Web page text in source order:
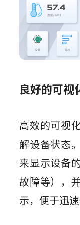
良好的可视
高效的可视
解设备状态
来显示设备
故障等），
示，便于迅速